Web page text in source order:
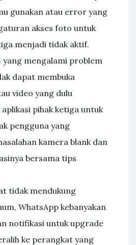
gunakan atau error yang
akses foto untuk
menjadi tidak aktif.
yang mengalami problem
dapat membuka
video yang dulu
pihak ketiga untuk
pengguna yang
kamera blank dan
bersama tips
tidak mendukung
WhatsApp kebanyakan
notifikasi untuk upgrade
ke perangkat yang